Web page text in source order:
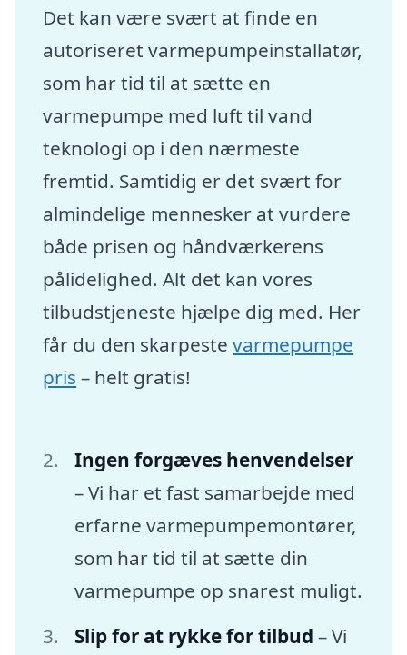
Det kan være svært at finde en
autoriseret varmepumpeinstallatør,
som har tid til at sætte en
varmepumpe med luft til vand
teknologi op i den nærmeste
fremtid. Samtidig er det svært for
almindelige mennesker at vurdere
både prisen og håndværkerens
pålidelighed. Alt det kan vores
tilbudstjeneste hjælpe dig med. Her
får du den skarpestevarmepumpe
pris – helt gratis!
Ingen forgæves henvendelser
– Vi har et fast samarbejde med
erfarne varmepumpemontører,
som har tid til at sætte din
varmepumpe op snarest muligt.
Slip for at rykke for tilbud – Vi